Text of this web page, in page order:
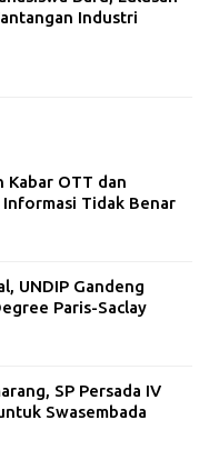
Industri
Kabar OTT dan
Informasi Tidak Benar
UNDIP Gandeng
Paris-Saclay
SP Persada IV
Swasembada